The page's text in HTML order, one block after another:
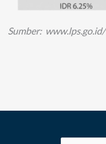
Sumber: www.lps.go.id/